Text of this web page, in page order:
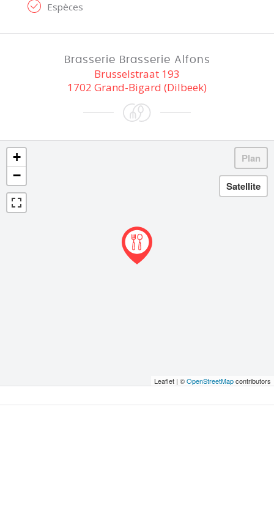
Espèces
Brasserie Brasserie Alfons
Brusselstraat 193
1702 Grand-Bigard (Dilbeek)
+
−
Leaflet | ©OpenStreetMapcontributors